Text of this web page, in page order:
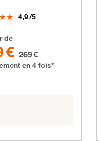
non sélectionnables
Note
4,9/5
au lieu de 269 euros
de
€ 269 €
en 4 fois*